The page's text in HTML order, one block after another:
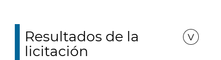
Resultados de la
licitación